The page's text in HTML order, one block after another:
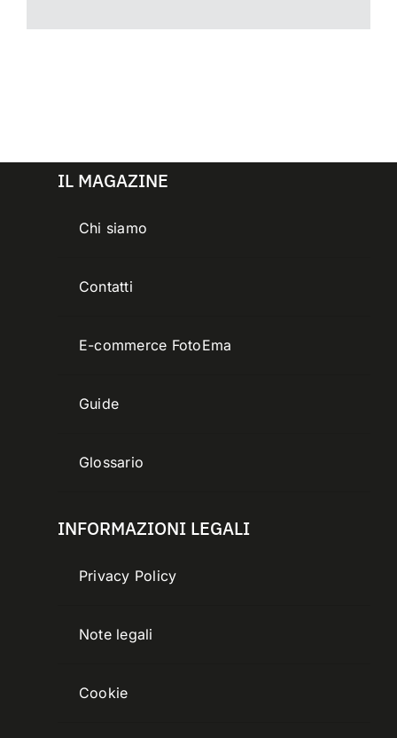
IL MAGAZINE
Chi siamo
Contatti
E-commerce FotoEma
Guide
Glossario
INFORMAZIONI LEGALI
Privacy Policy
Note legali
Cookie